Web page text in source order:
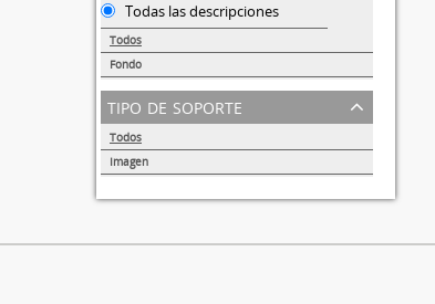
Todas las descripciones
Todos
Fondo
1
tipo de soporte
Todos
Imagen